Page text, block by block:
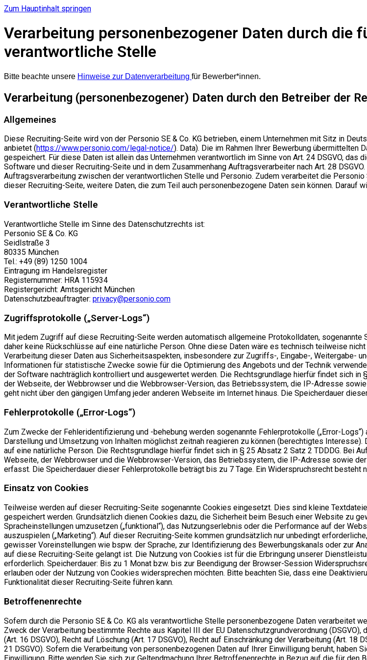
Zum Hauptinhalt springen
Verarbeitung personenbezogener Daten durch die
verantwortliche Stelle
Bitte beachte unsere Hinweise zur Datenverarbeitung für Bewerber*innen.
Verarbeitung (personenbezogener) Daten durch den Betreiber der
Allgemeines
Diese Recruiting-Seite wird von der Personio SE & Co. KG betrieben, einem Unternehmen mit Sitz in
anbietet (https://www.personio.com/legal-notice/). Data). Die im Rahmen Ihrer Bewerbung übermittelten
gespeichert. Für diese Daten ist allein das Unternehmen verantwortlich im Sinne von Art. 24 DSGVO,
Software und dieser Recruiting-Seite und in dem Zusammenhang Auftragsverarbeiter nach Art. 28
Auftragsverarbeitung zwischen der verantwortlichen Stelle und Personio. Zudem verarbeitet die
dieser Recruiting-Seite, weitere Daten, die zum Teil auch personenbezogene Daten sein können. Darauf
Verantwortliche Stelle
Verantwortliche Stelle im Sinne des Datenschutzrechts ist:
Personio SE & Co. KG
Seidlstraße 3
80335 München
Tel.: +49 (89) 1250 1004
Eintragung im Handelsregister
Registernummer: HRA 115934
Registergericht: Amtsgericht München
Datenschutzbeauftragter: privacy@personio.com
Zugriffsprotokolle („Server-Logs“)
Mit jedem Zugriff auf diese Recruiting-Seite werden automatisch allgemeine Protokolldaten,
daher keine Rückschlüsse auf eine natürliche Person. Ohne diese Daten wäre es technisch teilweise
Verarbeitung dieser Daten aus Sicherheitsaspekten, insbesondere zur Zugriffs-, Eingabe-, Weitergabe-
Informationen für statistische Zwecke sowie für die Optimierung des Angebots und der Technik
der Software nachträglich kontrolliert und ausgewertet werden. Die Rechtsgrundlage hierfür findet sich
der Webseite, der Webbrowser und die Webbrowser-Version, das Betriebssystem, die IP-Adresse
geht nicht über den gängigen Umfang jeder anderen Webseite im Internet hinaus. Die Speicherdauer
Fehlerprotokolle („Error-Logs“)
Zum Zwecke der Fehleridentifizierung und -behebung werden sogenannte Fehlerprotokolle („Error-
Darstellung und Umsetzung von Inhalten möglichst zeitnah reagieren zu können (berechtigtes
auf eine natürliche Person. Die Rechtsgrundlage hierfür findet sich in § 25 Absatz 2 Satz 2 TDDDG. Bei
Webseite, der Webbrowser und die Webbrowser-Version, das Betriebssystem, die IP-Adresse sowie
erfasst. Die Speicherdauer dieser Fehlerprotokolle beträgt bis zu 7 Tage. Ein Widerspruchsrecht besteht
Einsatz von Cookies
Teilweise werden auf dieser Recruiting-Seite sogenannte Cookies eingesetzt. Dies sind kleine
gespeichert werden. Grundsätzlich dienen Cookies dazu, die Sicherheit beim Besuch einer Website zu
Spracheinstellungen umzusetzen („funktional“), das Nutzungserlebnis oder die Performance auf der
auszuspielen („Marketing“). Auf dieser Recruiting-Seite kommen grundsätzlich nur unbedingt
gewisser Voreinstellungen wie bspw. der Sprache, zur Identifizierung des Bewerbungskanals oder zur
auf diese Recruiting-Seite gelangt ist. Die Nutzung von Cookies ist für die Erbringung unserer
erforderlich. Speicherdauer: Bis zu 1 Monat bzw. bis zur Beendigung der Browser-Session
erlauben oder der Nutzung von Cookies widersprechen möchten. Bitte beachten Sie, dass eine
Funktionalität dieser Recruiting-Seite führen kann.
Betroffenenrechte
Sofern durch die Personio SE & Co. KG als verantwortliche Stelle personenbezogene Daten verarbeitet
Zweck der Verarbeitung bestimmte Rechte aus Kapitel III der EU Datenschutzgrundverordnung
(Art. 16 DSGVO), Recht auf Löschung (Art. 17 DSGVO), Recht auf Einschränkung der Verarbeitung (Art. 18
21 DSGVO). Sofern die Verarbeitung von personenbezogenen Daten auf Ihrer Einwilligung beruht, haben
Einwilligung. Bitte wenden Sie sich zur Geltendmachung Ihrer Betroffenenrechte in Bezug auf die für